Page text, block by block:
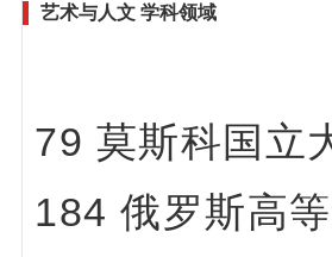
艺术与人文 学科领域
79 莫斯科国立
184 俄罗斯高